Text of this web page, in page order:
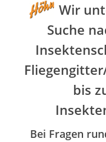
Wir
Suche
bis
Bei Fragen